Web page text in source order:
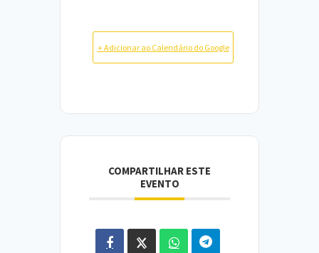
+ Adicionar ao Calendário do Google
COMPARTILHAR ESTE
EVENTO